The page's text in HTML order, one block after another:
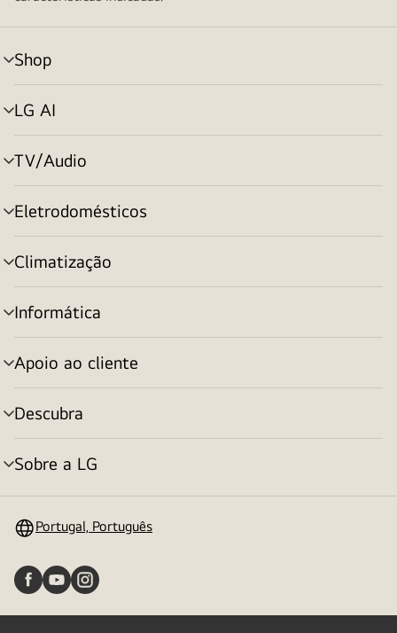
Shop
alternar
menu
LG AI
alternar
menu
TV/Audio
alternar
menu
Eletrodomésticos
alternar
menu
Climatização
alternar
menu
Informática
alternar
menu
Apoio ao cliente
alternar
menu
Descubra
alternar
menu
Sobre a LG
alternar
Portugal, Português